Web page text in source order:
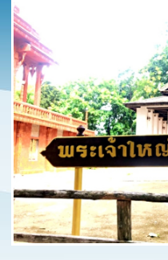
ให้
บริการ
แผนการ
ใช้
จ่าย
งบ
ประมาณ
ประจำ
ปี
การ
บริหาร
และ
พัฒนา